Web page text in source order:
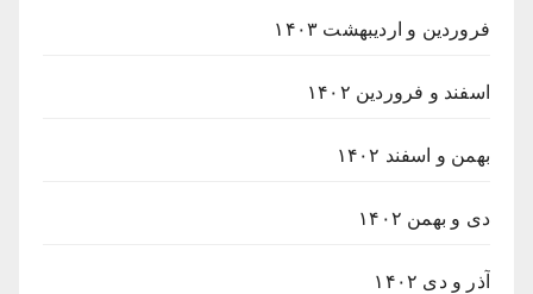
فروردین و اردیبهشت ۱۴۰۳
اسفند و فروردین ۱۴۰۲
بهمن و اسفند ۱۴۰۲
دی و بهمن ۱۴۰۲
آذر و دی ۱۴۰۲